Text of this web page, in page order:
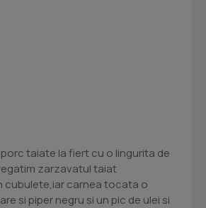
taiate la fiert cu o lingurita de
zarzavatul taiat
cubulete,iar carnea tocata o
si piper negru si un pic de ulei si